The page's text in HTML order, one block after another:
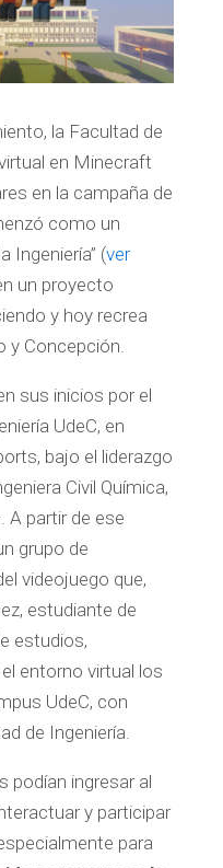
la Facultad de
en Minecraft
en la campaña de
como un
Ingeniería” (ver
un proyecto
y hoy recrea
Concepción.
sus inicios por el
UdeC, en
bajo el liderazgo
Civil Química,
A partir de ese
grupo de
videojuego que,
estudiante de
estudios,
entorno virtual los
UdeC, con
de Ingeniería.
podían ingresar al
y participar
para